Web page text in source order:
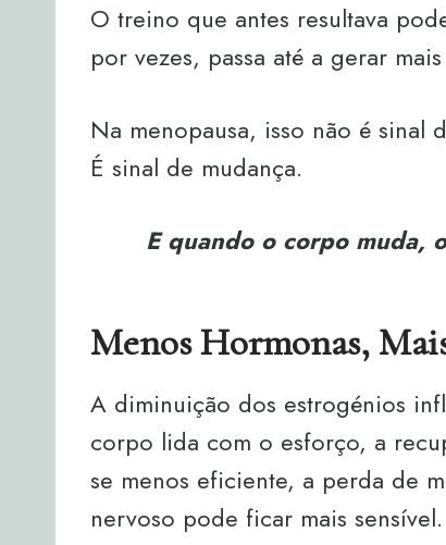
O treino que antes resultava
por vezes, passa até a gerar
Na menopausa, isso não é sinal
É sinal de mudança.
E quando o corpo muda,
Menos Hormonas,
A diminuição dos estrogénios
corpo lida com o esforço, a
se menos eficiente, a perda de
nervoso pode ficar mais sensível.